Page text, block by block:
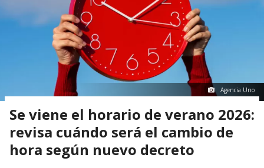
Agencia Uno
Se viene el horario de verano 2026:
revisa cuándo será el cambio de
hora según nuevo decreto